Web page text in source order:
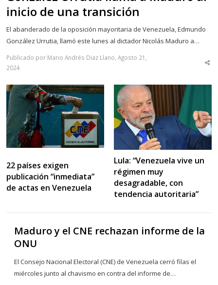
inicio de una transición
El abanderado de la oposición mayoritaria de Venezuela, Edmundo
González Urrutia, llamó este lunes al dictador Nicolás Maduro a…
Publicado por Mario Andrés Diaz Llano, Agosto 21,
2024
22 países exigen
publicación “inmediata”
de actas en Venezuela
Lula: “Venezuela vive un
régimen muy
desagradable, con
tendencia autoritaria”
Maduro y el CNE rechazan informe de la
ONU
El Consejo Nacional Electoral (CNE) de Venezuela cerró filas el
miércoles junto al chavismo en contra del informe de…